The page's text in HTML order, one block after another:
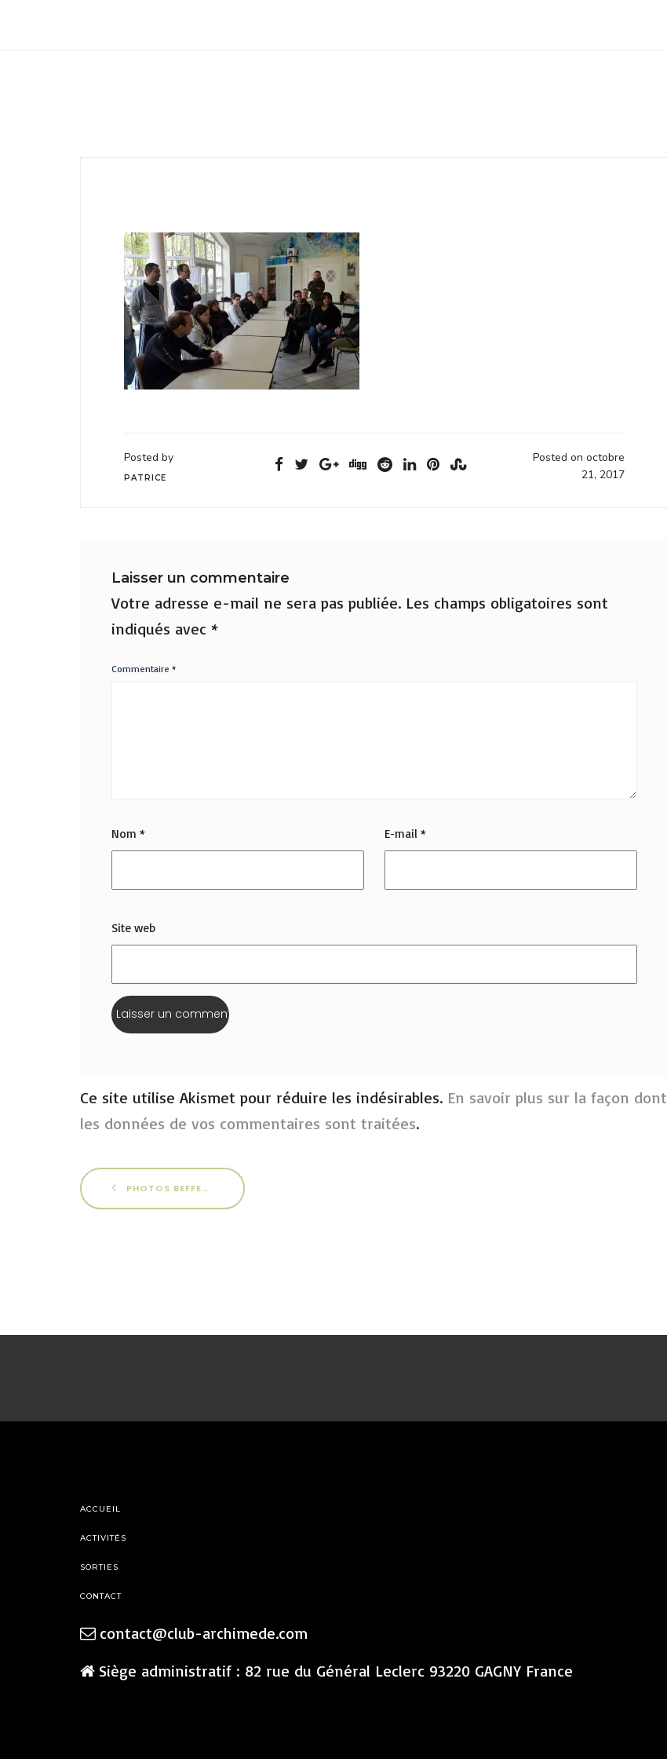
Posted by
PATRICE
Posted on octobre
21, 2017
Laisser un commentaire
Votre adresse e-mail ne sera pas publiée. Les champs obligatoires sont
indiqués avec *
Commentaire *
Nom * E-mail*
Site web
Ce site utilise Akismet pour réduire les indésirables. En savoir plus sur la façon dont
les données de vos commentaires sont traitées.
PHOTOS BEFFES 2014
ACCUEIL
ACTIVITÉS
SORTIES
CONTACT
contact@club-archimede.com
Siège administratif : 82 rue du Général Leclerc 93220 GAGNY France